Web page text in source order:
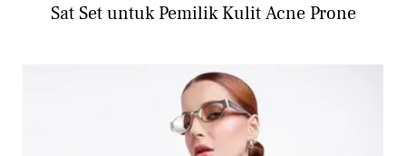
Sat Set untuk Pemilik Kulit Acne Prone